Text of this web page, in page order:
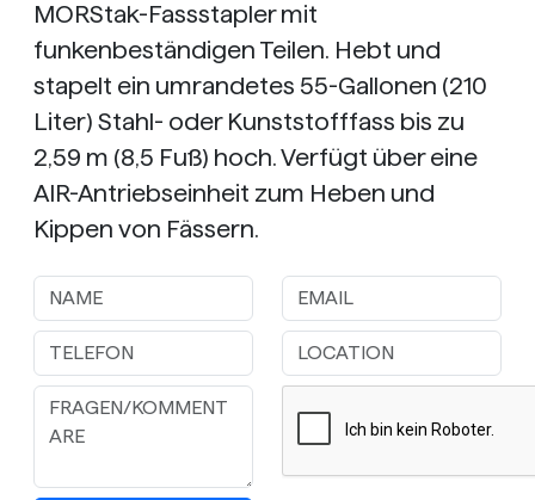
MORStak-Fassstapler mit
funkenbeständigen Teilen. Hebt und
stapelt ein umrandetes 55-Gallonen (210
Liter) Stahl- oder Kunststofffass bis zu
2,59 m (8,5 Fuß) hoch. Verfügt über eine
AIR-Antriebseinheit zum Heben und
Kippen von Fässern.